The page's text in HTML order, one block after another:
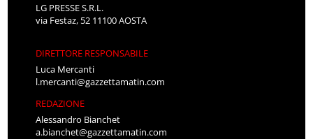
LG PRESSE S.R.L.
via Festaz, 52 11100 AOSTA
DIRETTORE RESPONSABILE
Luca Mercanti
l.mercanti@gazzettamatin.com
REDAZIONE
Alessandro Bianchet
a.bianchet@gazzettamatin.com